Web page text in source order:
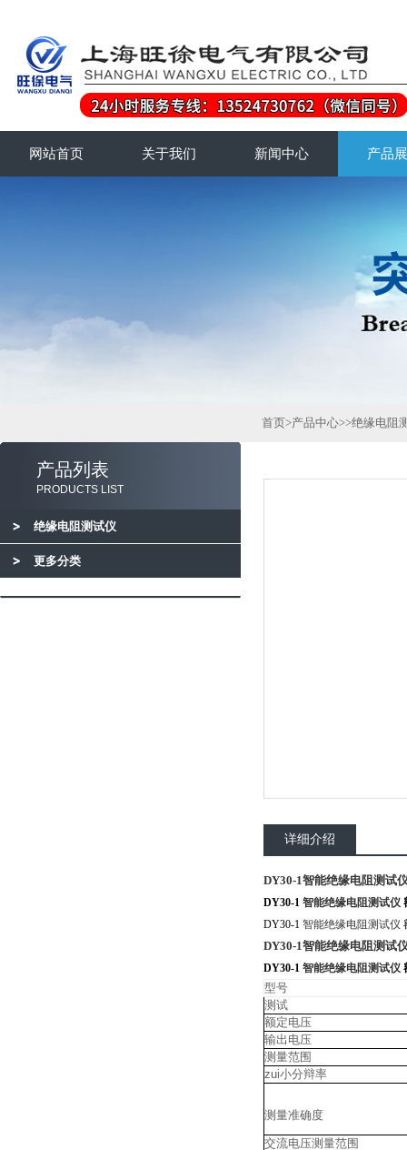
网站首页 关于我们 新闻中心 产品
产品列表
PRODUCTS LIST
绝缘电阻测试仪
更多分类
首页>产品中心>>绝缘电阻
详细介绍
DY30-1智能绝缘电阻测试
DY30-1 智能绝缘电阻测试仪
DY30-1 智能绝缘电阻测试仪
DY30-1智能绝缘电阻测试
DY30-1 智能绝缘电阻测试仪
型号
测试
额定电压
输出电压
测量范围
zui小分辩率
测量准确度
交流电压测量范围